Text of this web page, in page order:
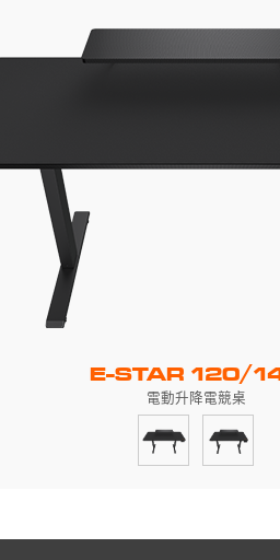
E-STAR 120/
電動升降電競桌